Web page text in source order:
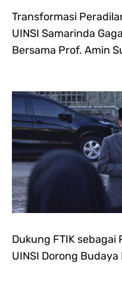
Transformasi
UINSI Samarinda
Bersama Prof. Amin
Dukung FTIK sebagai
UINSI Dorong